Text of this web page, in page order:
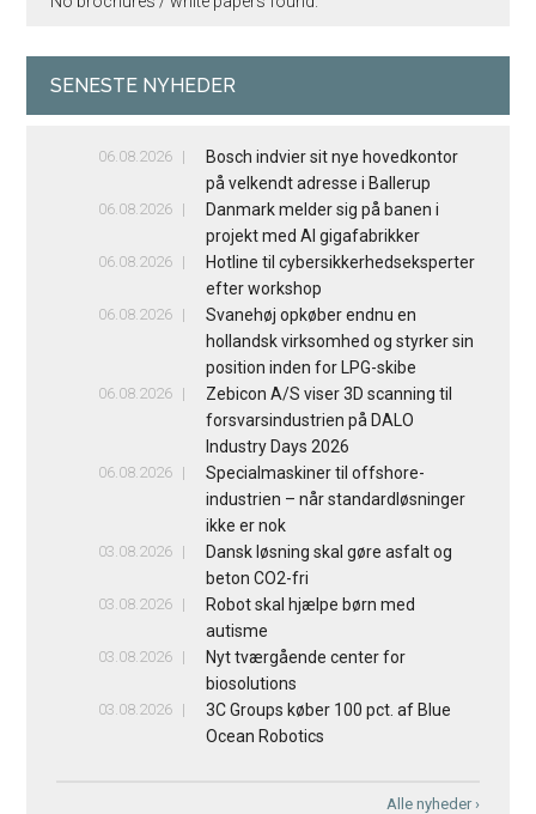
SENESTE NYHEDER
06.08.2026
Bosch indvier sit nye hovedkontor
på velkendt adresse i Ballerup
06.08.2026
Danmark melder sig på banen i
projekt med AI gigafabrikker
06.08.2026
Hotline til cybersikkerhedseksperter
efter workshop
06.08.2026
Svanehøj opkøber endnu en
hollandsk virksomhed og styrker sin
position inden for LPG-skibe
06.08.2026
Zebicon A/S viser 3D scanning til
forsvarsindustrien på DALO
Industry Days 2026
06.08.2026
Specialmaskiner til offshore-
industrien – når standardløsninger
ikke er nok
03.08.2026
Dansk løsning skal gøre asfalt og
beton CO2-fri
03.08.2026
Robot skal hjælpe børn med
autisme
03.08.2026
Nyt tværgående center for
biosolutions
03.08.2026
3C Groups køber 100 pct. af Blue
Ocean Robotics
Alle nyheder ›